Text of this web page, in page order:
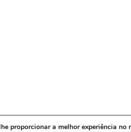
proporcionar a melhor experiência no